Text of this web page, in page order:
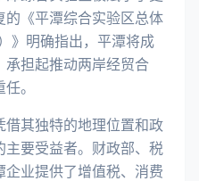
的《平潭综合实验区总体
》明确指出，平潭将成
承担起推动两岸经贸合
。
其独特的地理位置和政
主要受益者。财政部、税
业提供了增值税、消费